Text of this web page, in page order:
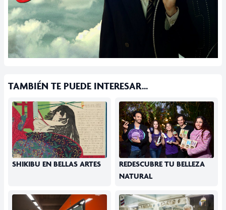
TAMBIÉN TE PUEDE INTERESAR...
SHIKIBU EN BELLAS ARTES
REDESCUBRE TU BELLEZA
NATURAL